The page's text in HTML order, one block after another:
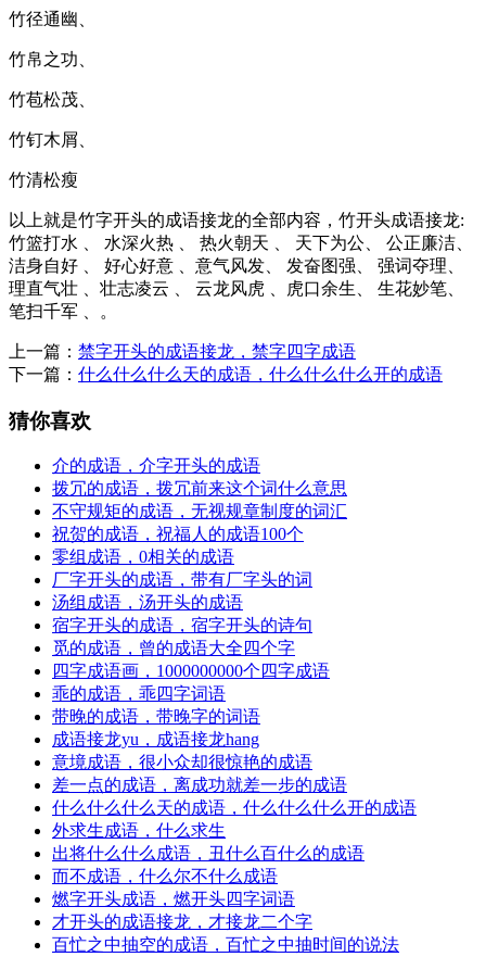
竹径通幽、
竹帛之功、
竹苞松茂、
竹钉木屑、
竹清松瘦
以上就是竹字开头的成语接龙的全部内容，竹开头成语接龙:
竹篮打水 、 水深火热 、 热火朝天 、 天下为公、 公正廉洁、
洁身自好 、 好心好意 、意气风发、 发奋图强、 强词夺理、
理直气壮 、壮志凌云 、 云龙风虎 、虎口余生、 生花妙笔、
笔扫千军 、。
上一篇： 禁字开头的成语接龙，禁字四字成语
下一篇： 什么什么什么天的成语，什么什么什么开的成语
猜你喜欢
介的成语，介字开头的成语
拨冗的成语，拨冗前来这个词什么意思
不守规矩的成语，无视规章制度的词汇
祝贺的成语，祝福人的成语100个
零组成语，0相关的成语
厂字开头的成语，带有厂字头的词
汤组成语，汤开头的成语
宿字开头的成语，宿字开头的诗句
觅的成语，曾的成语大全四个字
四字成语画，1000000000个四字成语
乖的成语，乖四字词语
带晚的成语，带晚字的词语
成语接龙yu，成语接龙hang
意境成语，很小众却很惊艳的成语
差一点的成语，离成功就差一步的成语
什么什么什么天的成语，什么什么什么开的成语
外求生成语，什么求生
出将什么什么成语，丑什么百什么的成语
而不成语，什么尔不什么成语
燃字开头成语，燃开头四字词语
才开头的成语接龙，才接龙二个字
百忙之中抽空的成语，百忙之中抽时间的说法